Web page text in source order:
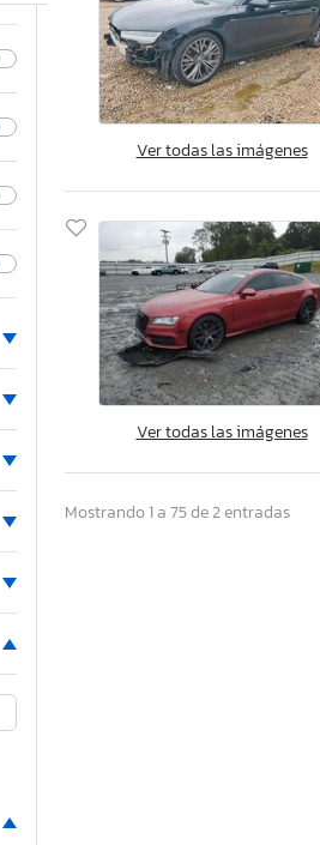
Ver todas las imágenes
Ver todas las imágenes
Mostrando 1 a 75 de 2 entradas